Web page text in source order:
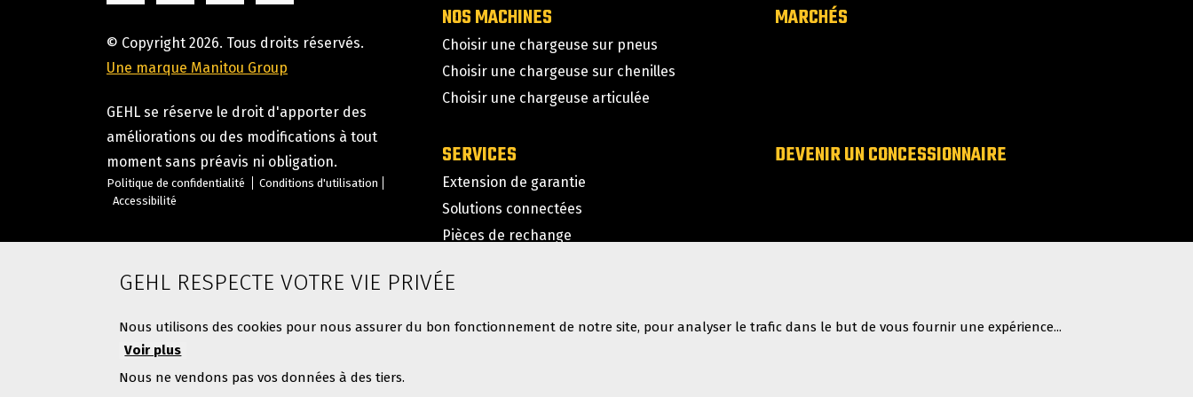
NOS MACHINES
Choisir une chargeuse sur pneus
Choisir une chargeuse sur chenilles
Choisir une chargeuse articulée
MARCHÉS
SERVICES
Extension de garantie
Solutions connectées
Pièces de rechange
Financement
DEVENIR UN CONCESSIONNAIRE
© Copyright 2026. Tous droits réservés.
Une marque Manitou Group
GEHL se réserve le droit d'apporter des
améliorations ou des modifications à tout
moment sans préavis ni obligation.
Politique de confidentialité
Conditions d'utilisation
Accessibilité
GEHL RESPECTE VOTRE VIE PRIVÉE
Nous utilisons des cookies pour nous assurer du bon fonctionnement de notre site, pour analyser le trafic dans le but de vous fournir une expérience...
Voir plus
Nous ne vendons pas vos données à des tiers.